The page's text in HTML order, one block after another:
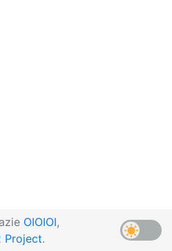
OIOIOI,
Project.